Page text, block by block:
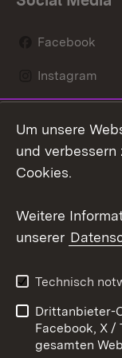
Facebook
Instagram
Mastodon
Youtube
Kontakt
Barrierefreiheit
Impressum
Um unsere
und verbessern
Cookies.
Weitere
unserer
Technisch
Drittanbieter-
Facebook, X
gesamten